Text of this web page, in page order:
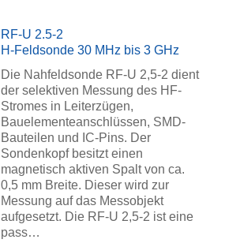
RF-U 2.5-2
H-Feldsonde 30 MHz bis 3 GHz
Die Nahfeldsonde RF-U 2,5-2 dient
der selektiven Messung des HF-
Stromes in Leiterzügen,
Bauelementeanschlüssen, SMD-
Bauteilen und IC-Pins. Der
Sondenkopf besitzt einen
magnetisch aktiven Spalt von ca.
0,5 mm Breite. Dieser wird zur
Messung auf das Messobjekt
aufgesetzt. Die RF-U 2,5-2 ist eine
pass…